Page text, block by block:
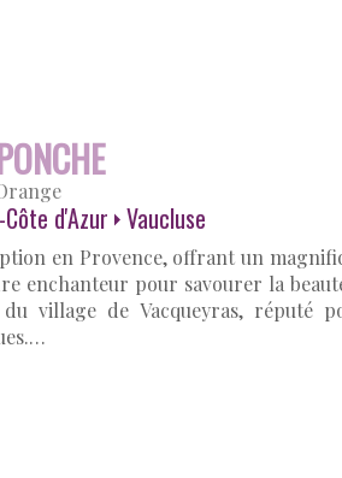
d'Azur Vaucluse
en Provence, offrant un
enchanteur pour savourer la
village de Vacqueyras, réputé